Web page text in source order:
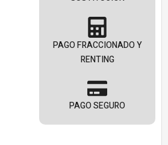
PAGO FRACCIONADO Y
RENTING
PAGO SEGURO